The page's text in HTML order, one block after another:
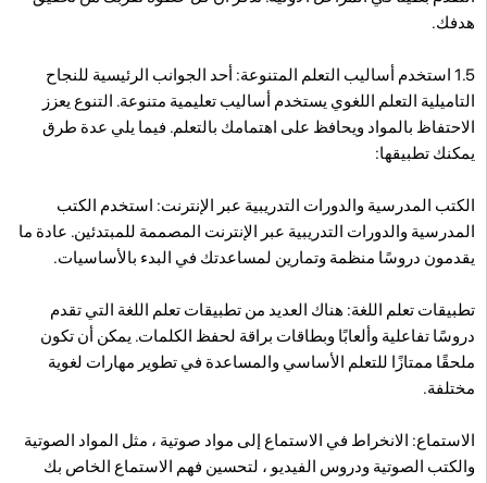
هدفك.
1.5 استخدم أساليب التعلم المتنوعة: أحد الجوانب الرئيسية للنجاح
التاميلية التعلم اللغوي يستخدم أساليب تعليمية متنوعة. التنوع يعزز
الاحتفاظ بالمواد ويحافظ على اهتمامك بالتعلم. فيما يلي عدة طرق
يمكنك تطبيقها:
الكتب المدرسية والدورات التدريبية عبر الإنترنت: استخدم الكتب
المدرسية والدورات التدريبية عبر الإنترنت المصممة للمبتدئين. عادة ما
يقدمون دروسًا منظمة وتمارين لمساعدتك في البدء بالأساسيات.
تطبيقات تعلم اللغة: هناك العديد من تطبيقات تعلم اللغة التي تقدم
دروسًا تفاعلية وألعابًا وبطاقات براقة لحفظ الكلمات. يمكن أن تكون
ملحقًا ممتازًا للتعلم الأساسي والمساعدة في تطوير مهارات لغوية
مختلفة.
الاستماع: الانخراط في الاستماع إلى مواد صوتية ، مثل المواد الصوتية
والكتب الصوتية ودروس الفيديو ، لتحسين فهم الاستماع الخاص بك